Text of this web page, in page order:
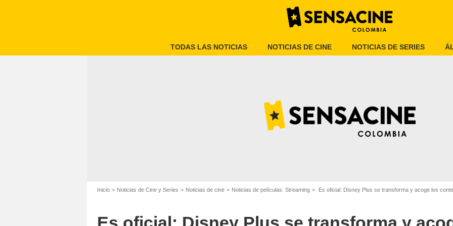
TODAS LAS NOTICIAS NOTICIAS DE CINE NOTICIAS DE SERIES
Inicio Noticias de Cine y Series Noticias de cine Noticias de películas: Streaming Es oficial: Disney Plus se transforma y acoge los